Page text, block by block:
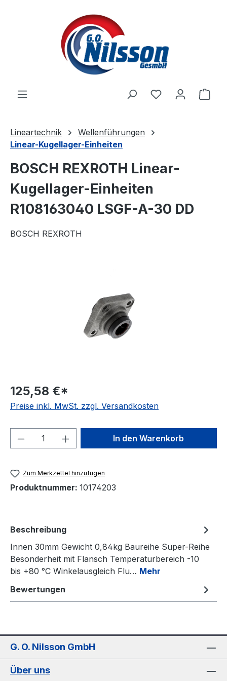
Zum Hauptinhalt springen
Lineartechnik
Wellenführungen
Linear-Kugellager-Einheiten
BOSCH REXROTH Linear-
Kugellager-Einheiten
R108163040 LSGF-A-30 DD
BOSCH REXROTH
125,58 €*
Preise inkl. MwSt. zzgl. Versandkosten
Produkt Anzahl: Gib denIn den Warenkorb
Zum Merkzettel hinzufügen
Produktnummer: 10174203
Beschreibung
Innen 30mm Gewicht 0,84kg Baureihe Super-Reihe
Besonderheit mit Flansch Temperaturbereich -10
bis +80 °C Winkelausgleich Flu… Mehr
Bewertungen
G. O. Nilsson GmbH
Über uns